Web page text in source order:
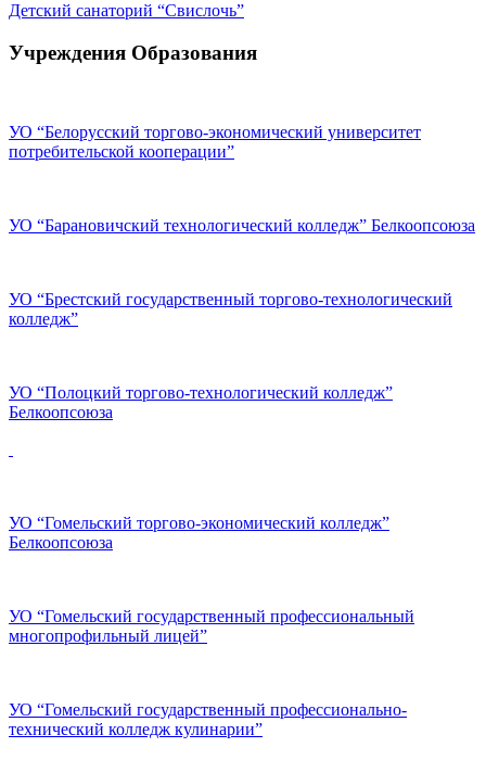
Детский санаторий “Свислочь”
Учреждения Образования
УО “Белорусский торгово-экономический университет
потребительской кооперации”
УО “Барановичский технологический колледж” Белкоопсоюза
УО “Брестский государственный торгово-технологический
колледж”
УО “Полоцкий торгово-технологический колледж”
Белкоопсоюза
УО “Гомельский торгово-экономический колледж”
Белкоопсоюза
УО “Гомельский государственный профессиональный
многопрофильный лицей”
УО “Гомельский государственный профессионально-
технический колледж кулинарии”